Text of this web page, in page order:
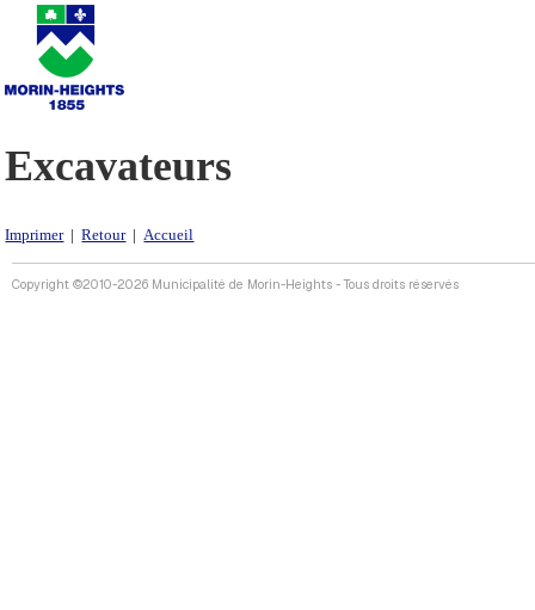
Excavateurs
Imprimer|Retour|Accueil
Copyright ©2010-2026 Municipalité de Morin-Heights - Tous droits réservés